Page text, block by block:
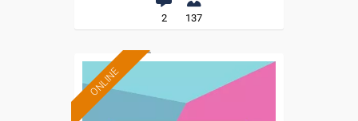
2 137
ONLINE